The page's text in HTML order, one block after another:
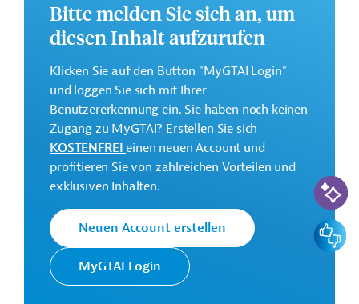
9 Millionen Euro (Zuschuss)
Das Entwicklungsprojekt soll von Anfang 2025 bis Ende
2027 durchgeführt werden.
GTAI informiert über dieKfW: Schwerpunkte,
Regularien und praktische Hinweise zur
Geschäftsanbahnung.
Kontaktadressen
Die KfW Entwicklungsbank
setzt die Finanzielle
Bitte melden Sie sich an, um
diesen Inhalt aufzurufen
Klicken Sie auf den Button "MyGTAI Login"
und loggen Sie sich mit Ihrer
Benutzererkennung ein. Sie haben noch keinen
Zugang zu MyGTAI? Erstellen Sie sich
KOSTENFREIeinen neuen Account und
profitieren Sie von zahlreichen Vorteilen und
exklusiven Inhalten.
Neuen Account erstellen
MyGTAI Login
KI-